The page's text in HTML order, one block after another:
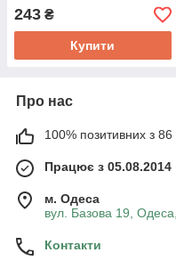
243 ₴
Купити
Про нас
100% позитивних з 86
Працює з 05.08.2014
м. Одеса
вул. Базова 19,
Контакти